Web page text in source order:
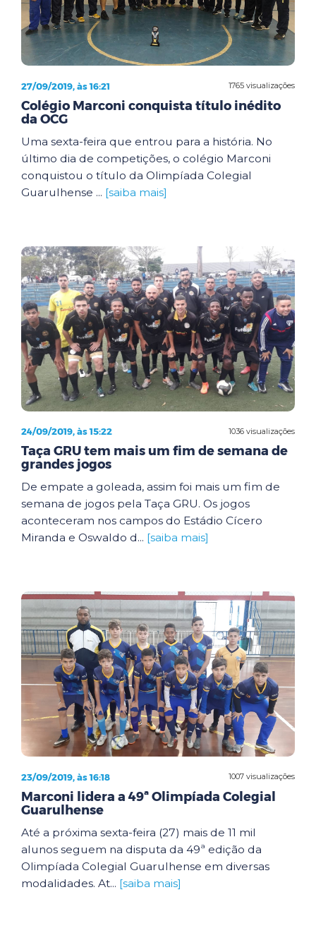
1765 visualizações
27/09/2019, às 16:21
Colégio Marconi conquista título inédito
da OCG
Uma sexta-feira que entrou para a história. No
último dia de competições, o colégio Marconi
conquistou o título da Olimpíada Colegial
Guarulhense ... [saiba mais]
1036 visualizações
24/09/2019, às 15:22
Taça GRU tem mais um fim de semana de
grandes jogos
De empate a goleada, assim foi mais um fim de
semana de jogos pela Taça GRU. Os jogos
aconteceram nos campos do Estádio Cícero
Miranda e Oswaldo d... [saiba mais]
1007 visualizações
23/09/2019, às 16:18
Marconi lidera a 49ª Olimpíada Colegial
Guarulhense
Até a próxima sexta-feira (27) mais de 11 mil
alunos seguem na disputa da 49ª edição da
Olimpíada Colegial Guarulhense em diversas
modalidades. At... [saiba mais]